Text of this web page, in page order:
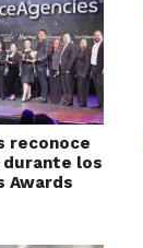
reconoce
durante los
Awards